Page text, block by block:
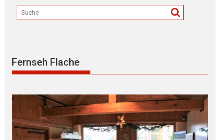
Fernseh Flache